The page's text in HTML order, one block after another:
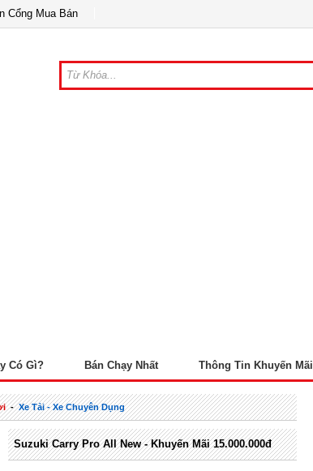
Cổng Mua Bán
Có Gì? Bán Chạy Nhất Thông Tin Khuyến Mãi
-Xe Tải - Xe Chuyên Dụng
Suzuki Carry Pro All New - Khuyến Mãi 15.000.000đ